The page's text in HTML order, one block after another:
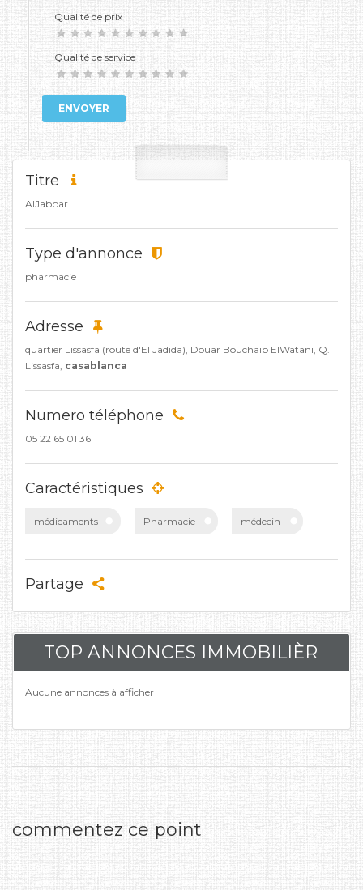
Qualité de prix
Qualité de service
ENVOYER
Titre
AlJabbar
Type d'annonce
pharmacie
Adresse
quartier Lissasfa (route d'El Jadida), Douar Bouchaib ElWatani, Q.
Lissasfa, casablanca
Numero téléphone
05 22 65 01 36
Caractéristiques
médicaments Pharmacie médecin
Partage
TOP ANNONCES IMMOBILIÈR
Aucune annonces à afficher
commentez ce point